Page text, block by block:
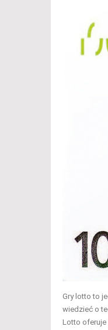
Gry lotto to
wiedzieć o
Lotto oferuje